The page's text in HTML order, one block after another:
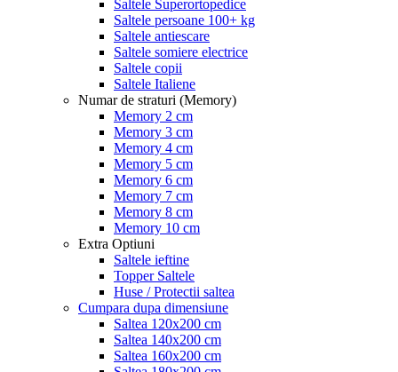
Saltele Superortopedice
Saltele persoane 100+ kg
Saltele antiescare
Saltele somiere electrice
Saltele copii
Saltele Italiene
Numar de straturi (Memory)
Memory 2 cm
Memory 3 cm
Memory 4 cm
Memory 5 cm
Memory 6 cm
Memory 7 cm
Memory 8 cm
Memory 10 cm
Extra Optiuni
Saltele ieftine
Topper Saltele
Huse / Protectii saltea
Cumpara dupa dimensiune
Saltea 120x200 cm
Saltea 140x200 cm
Saltea 160x200 cm